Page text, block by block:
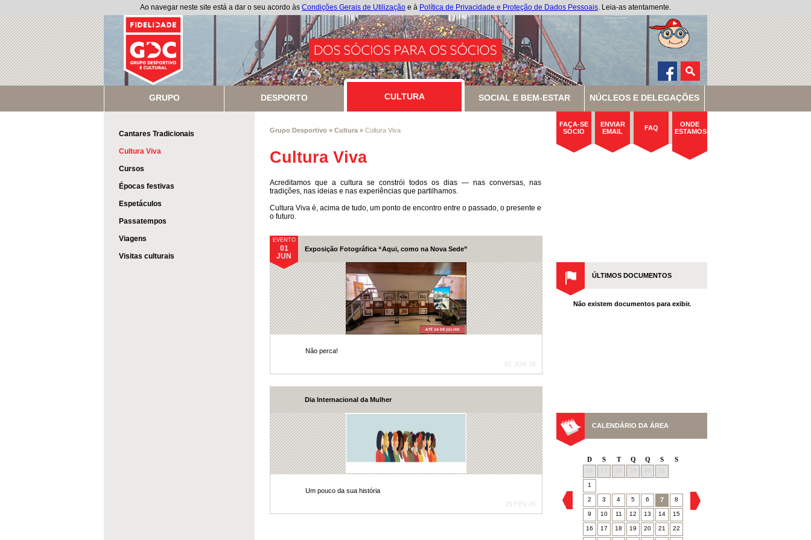
Ao navegar neste site está a dar o seu acordo às Condições Gerais de Utilização e à Política de Privacidade e Proteção de Dados Pessoais. Leia-as atentamente.
GRUPO DESPORTO CULTURA
CULTURA SOCIAL E BEM-ESTAR NÚCLEOS E DELEGAÇÕES
Cantares Tradicionais
Cultura Viva
Cursos
Épocas festivas
Espetáculos
Passatempos
Viagens
Visitas culturais
Grupo Desportivo » Cultura » Cultura Viva
Cultura Viva
Acreditamos que a cultura se constrói todos os dias — nas conversas, nas
tradições, nas ideias e nas experiências que partilhamos.
Cultura Viva é, acima de tudo, um ponto de encontro entre o passado, o presente e
o futuro.
EVENTO
01
JUN
Exposição Fotográfica “Aqui, como na Nova Sede”
Não perca!
Dia Internacional da Mulher
Um pouco da sua história
FAÇA-SE
SÓCIO
ENVIAR
EMAIL
FAQ
ONDE
ESTAMOS
ÚLTIMOS DOCUMENTOS
Não existem documentos para exibir.
CALENDÁRIO DA ÁREA
D S T Q Q S
S
1
2 3 4 5 6 7 8
9 10 11 12 13 14 15
16 17 18 19 20 21 22